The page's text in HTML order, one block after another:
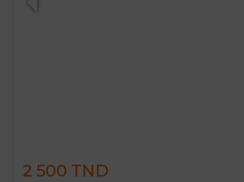
2 500 TND